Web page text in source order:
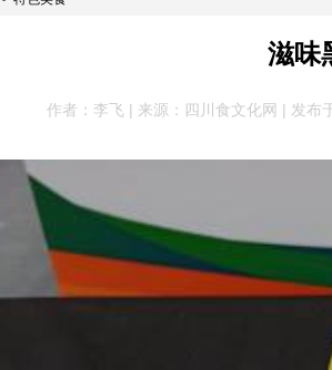
滋味
作者：李飞 | 来源：四川食文化网 | 发